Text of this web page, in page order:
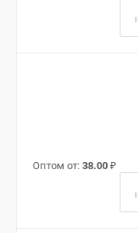
Оптом от: 38.00 ₽